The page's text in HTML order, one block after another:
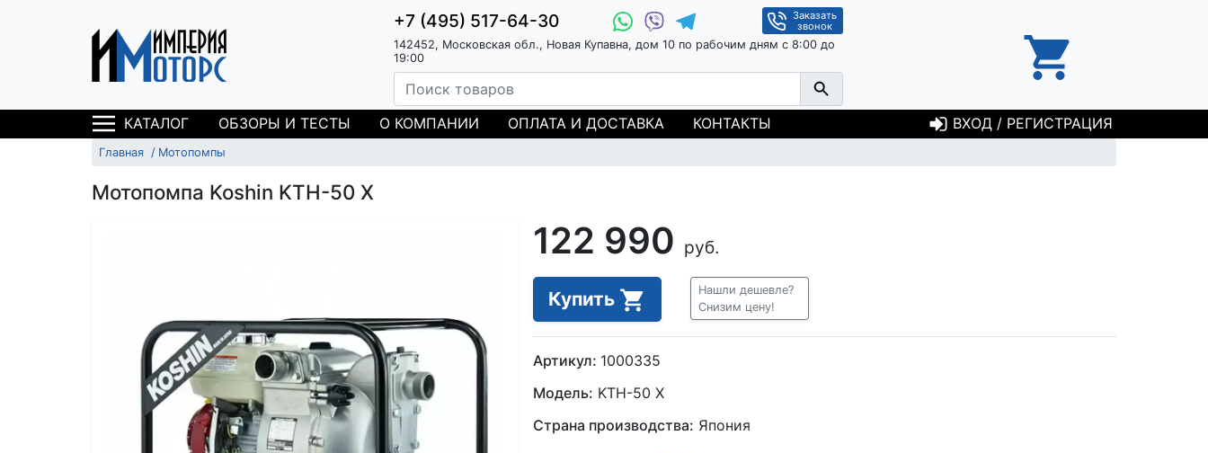
+7 (495) 517-64-30
Заказать
звонок
142452, Московская обл., Новая Купавна, дом 10 по рабочим дням с 8:00 до
19:00
КАТАЛОГ ОБЗОРЫ И ТЕСТЫ О КОМПАНИИ ОПЛАТА И ДОСТАВКА КОНТАКТЫ ВХОД / РЕГИСТРАЦИЯ
Главная Мотопомпы
Мотопомпа Koshin KTH-50 X
122 990 руб.
Купить
Нашли дешевле?
Снизим цену!
Артикул: 1000335
Модель: KTH-50 X
Страна производства: Япония